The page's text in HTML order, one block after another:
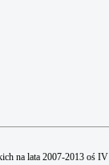
lata 2007-2013 oś